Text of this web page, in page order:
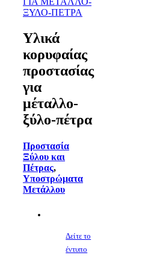
Yλικά
κορυφαίας
προστασίας
για
μέταλλο-
ξύλο-πέτρα
Προστασία
Ξύλου και
Πέτρας,
Υποστρώματα
Μετάλλου
Δείτε το
έντυπο